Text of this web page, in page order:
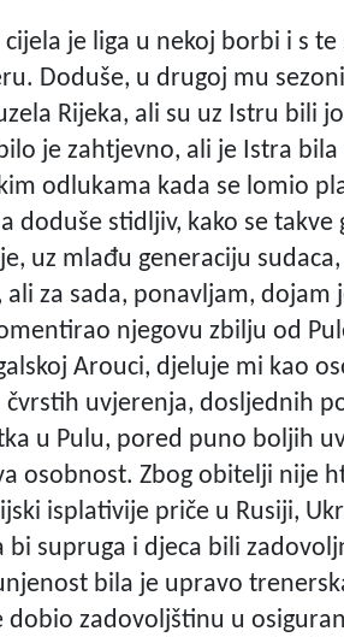
cijela je liga u nekoj borbi i s
Doduše, u drugoj mu
Rijeka, ali su uz Istru bili
je zahtjevno, ali je Istra
odlukama kada se lomio
doduše stidljiv, kako se
uz mlađu generaciju
ali za sada, ponavljam, dojam
njegovu zbilju od
Arouci, djeluje mi kao
čvrstih uvjerenja, dosljednih
u Pulu, pored puno boljih
osobnost. Zbog obitelji nije
isplativije priče u Rusiji,
bi supruga i djeca bili
bila je upravo
dobio zadovoljštinu u